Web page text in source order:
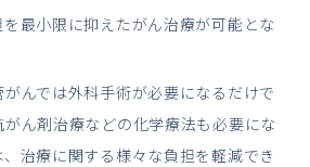
最小限に抑えたがん治療が可能とな
んでは外科手術が必要になるだけで
ん剤治療などの化学療法も必要にな
治療に関する様々な負担を軽減でき